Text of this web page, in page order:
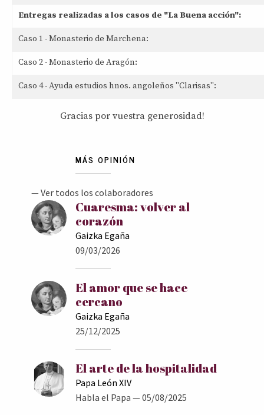
Entregas realizadas a los casos de "La Buena acción":
Caso 1 - Monasterio de Marchena:
Caso 2 - Monasterio de Aragón:
Caso 4 - Ayuda estudios hnos. angoleños "Clarisas":
Gracias por vuestra generosidad!
MÁS OPINIÓN
Cuaresma: volver al
corazón
Gaizka Egaña
09/03/2026
El amor que se hace
cercano
Gaizka Egaña
25/12/2025
El arte de la hospitalidad
Papa León XIV
Habla el Papa — 05/08/2025
— Ver todos los colaboradores